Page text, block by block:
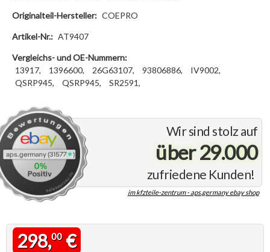
Wir sind stolz auf
über 29.000
zufriedene Kunden!
im kfzteile-zentrum - aps.germany ebay shop
Originalteil-Hersteller: COEPRO
Artikel-Nr.: AT9407
Vergleichs- und OE-Nummern:
13917,
1396600, 26G63107, 93806886,
IV9002,
QSRP945,
QSRP945, SR2591,
298,00€